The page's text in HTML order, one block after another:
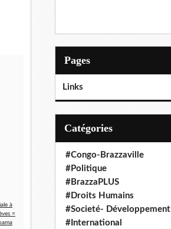
Pages
Links
Catégories
#Congo-Brazzaville
#Politique
#BrazzaPLUS
#Droits Humains
#Societé- Développement
#International